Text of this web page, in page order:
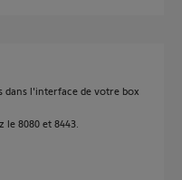
dans l'interface de votre box
8080 et 8443.